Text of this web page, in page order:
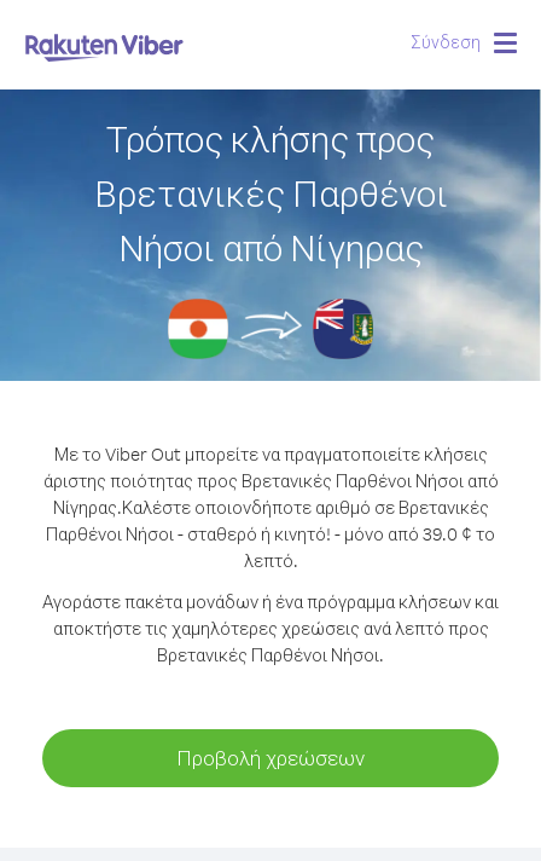
Σύνδεση
Τρόπος κλήσης προς
Βρετανικές Παρθένοι
Νήσοι από Νίγηρας
Με το Viber Out μπορείτε να πραγματοποιείτε κλήσεις
άριστης ποιότητας προς Βρετανικές Παρθένοι Νήσοι από
Νίγηρας.Καλέστε οποιονδήποτε αριθμό σε Βρετανικές
Παρθένοι Νήσοι - σταθερό ή κινητό! - μόνο από 39.0 ¢ το
λεπτό.
Αγοράστε πακέτα μονάδων ή ένα πρόγραμμα κλήσεων και
αποκτήστε τις χαμηλότερες χρεώσεις ανά λεπτό προς
Βρετανικές Παρθένοι Νήσοι.
Προβολή χρεώσεων